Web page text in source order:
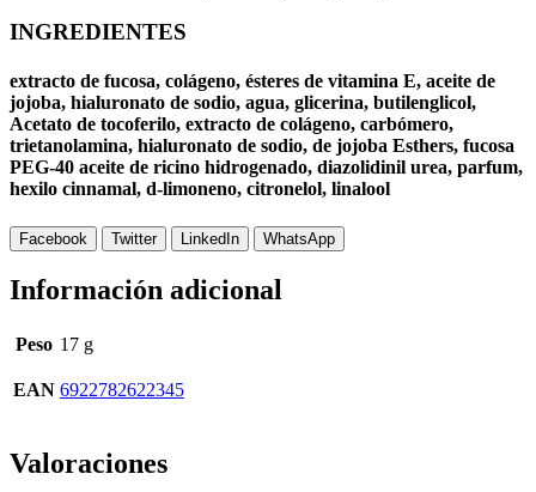
INGREDIENTES
extracto de fucosa, colágeno, ésteres de vitamina E, aceite de
jojoba, hialuronato de sodio, agua, glicerina, butilenglicol,
Acetato de tocoferilo, extracto de colágeno, carbómero,
trietanolamina, hialuronato de sodio, de jojoba Esthers, fucosa
PEG-40 aceite de ricino hidrogenado, diazolidinil urea, parfum,
hexilo cinnamal, d-limoneno, citronelol, linalool
Facebook Twitter LinkedIn WhatsApp
Información adicional
Peso 17 g
EAN 6922782622345
Valoraciones